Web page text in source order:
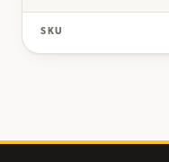
SKU